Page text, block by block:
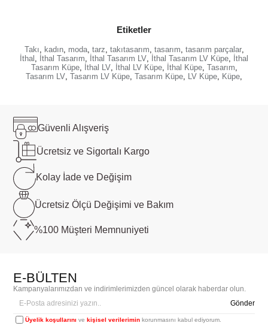
Etiketler
Takı, kadın, moda, tarz, takıtasarım, tasarım, tasarım parçalar,
İthal , İthal Tasarım, İthal Tasarım LV, İthal Tasarım LV Küpe, İthal
Tasarım Küpe, İthal LV, İthal LV Küpe, İthal Küpe, Tasarım,
Tasarım LV, Tasarım LV Küpe, Tasarım Küpe, LV Küpe, Küpe,
Güvenli Alışveriş
Ücretsiz ve Sigortalı Kargo
Kolay İade ve Değişim
Ücretsiz Ölçü Değişimi ve Bakım
%100 Müşteri Memnuniyeti
E-BÜLTEN
Kampanyalarımızdan ve indirimlerimizden güncel olarak haberdar olun.
Gönder
Üyelik koşullarını vekişisel verilerimin korunmasını kabul ediyorum.